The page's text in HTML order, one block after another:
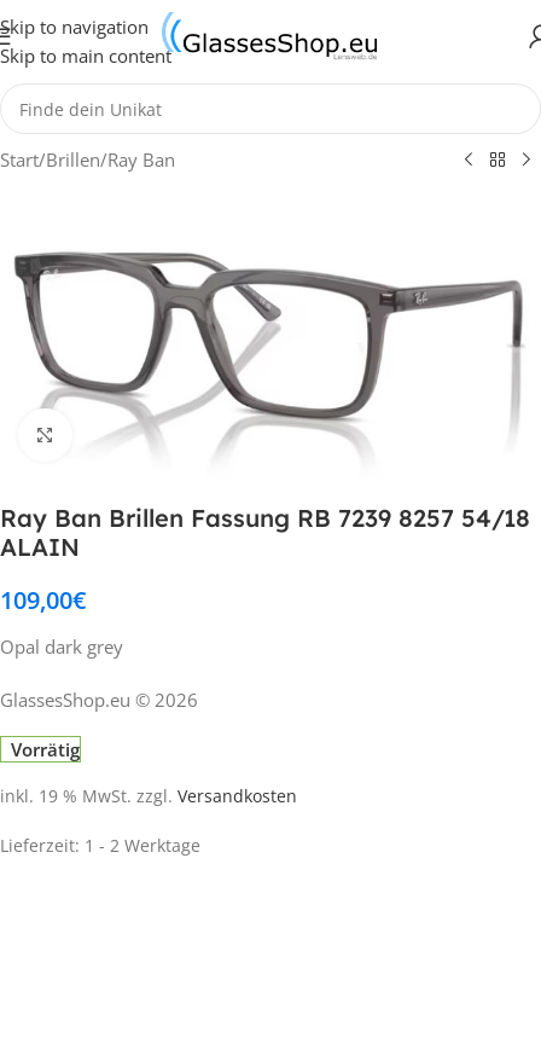
Skip to navigation
Skip to main content
Start/Brillen/Ray Ban
Klick zum Vergrößern
Ray Ban Brillen Fassung RB 7239 8257 54/18
ALAIN
109,00€
Opal dark grey
GlassesShop.eu © 2026
Vorrätig
inkl. 19 % MwSt. zzgl. Versandkosten
Lieferzeit: 1 - 2 Werktage